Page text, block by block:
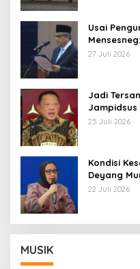
Usai
27 Juli 2026
Jadi
Jampidsus
Kriminalisasi
25 Juli 2026
Kondisi
Deyang
Wamentan
22 Juli 2026
MUSIK